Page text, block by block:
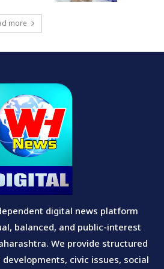
more
digital news platform
balanced, and public-interest
We provide structured
civic issues, social